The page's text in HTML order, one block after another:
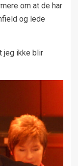
om at de har
og lede
jeg ikke blir